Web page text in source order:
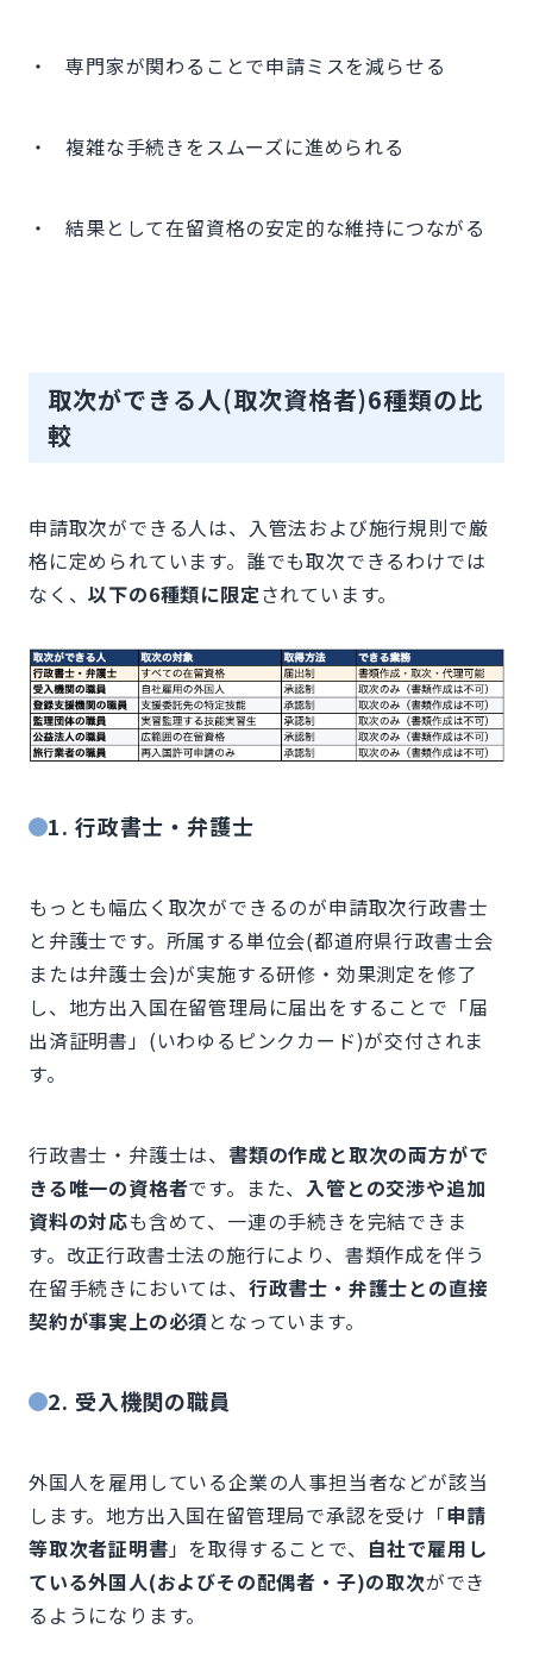
・ 専門家が関わることで申請ミスを減らせる
・ 複雑な手続きをスムーズに進められる
・ 結果として在留資格の安定的な維持につながる
取次ができる人(取次資格者)6種類の比
較
申請取次ができる人は、入管法および施行規則で厳
格に定められています。誰でも取次できるわけでは
なく、以下の6種類に限定されています。
1. 行政書士・弁護士
もっとも幅広く取次ができるのが申請取次行政書士
と弁護士です。所属する単位会(都道府県行政書士会
または弁護士会)が実施する研修・効果測定を修了
し、地方出入国在留管理局に届出をすることで「届
出済証明書」(いわゆるピンクカード)が交付されま
す。
行政書士・弁護士は、 書類の作成と取次の両方がで
きる唯一の資格者です。また、入管との交渉や追加
資料の対応も含めて、一連の手続きを完結できま
す。改正行政書士法の施行により、書類作成を伴う
在留手続きにおいては、 行政書士・弁護士との直接
契約が事実上の必須 となっています。
2. 受入機関の職員
外国人を雇用している企業の人事担当者などが該当
します。地方出入国在留管理局で承認を受け「申請
等取次者証明書」を取得することで、 自社で雇用し
ている外国人(およびその配偶者・子)の取次ができ
るようになります。